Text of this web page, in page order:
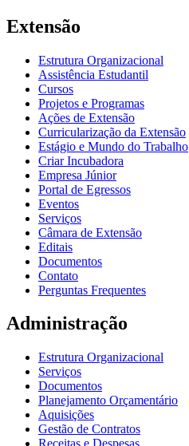
Extensão
Estrutura Organizacional
Assistência Estudantil
Cursos
Projetos e Programas
Ações de Extensão
Curricularização da Extensão
Estágio e Mundo do Trabalho
Criar Incubadora
Empresa Júnior
Portal de Egressos
Eventos
Serviços
Câmara de Extensão
Editais
Documentos
Contato
Perguntas Frequentes
Administração
Estrutura Organizacional
Serviços
Documentos
Planejamento Orçamentário
Aquisições
Gestão de Contratos